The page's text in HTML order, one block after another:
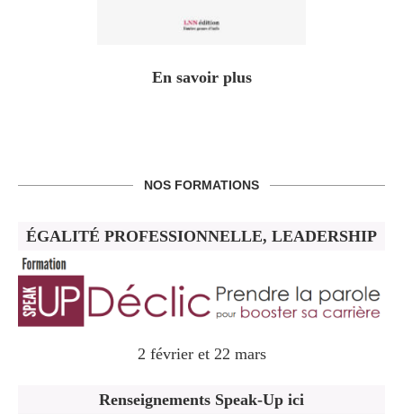
En savoir plus
NOS FORMATIONS
ÉGALITÉ PROFESSIONNELLE, LEADERSHIP
2 février et 22 mars
Renseignements Speak-Up ici